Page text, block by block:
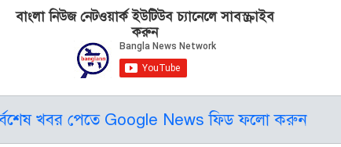
বাংলা নিউজ নেটওয়ার্ক ইউটিউব চ্যানেলে সাবস্ক্রাইব
করুন
খবর পেতে Google News ফিড ফলো করুন